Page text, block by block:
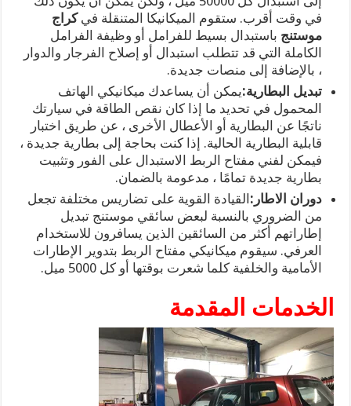
في وقت أقرب. ستقوم الميكانيكا المتنقلة فيكراج
موستنج باستبدال بسيط للفرامل أو وظيفة الفرامل
الكاملة التي قد تتطلب استبدال أو إصلاح الفرجار والدوار
، بالإضافة إلى منصات جديدة.
تبديل البطارية:يمكن أن يساعدك ميكانيكي الهاتف
المحمول في تحديد ما إذا كان نقص الطاقة في سيارتك
ناتجًا عن البطارية أو الأعطال الأخرى ، عن طريق اختبار
قابلية البطارية الحالية. إذا كنت بحاجة إلى بطارية جديدة ،
فيمكن لفني مفتاح الربط الاستبدال على الفور وتثبيت
بطارية جديدة تمامًا ، مدعومة بالضمان.
دوران الاطار: القيادة القوية على تضاريس مختلفة تجعل
من الضروري بالنسبة لبعض سائقي موستنج تبديل
إطاراتهم أكثر من السائقين الذين يسافرون للاستخدام
العرفي. سيقوم ميكانيكي مفتاح الربط بتدوير الإطارات
الأمامية والخلفية كلما شعرت بوقتها أو كل 5000 ميل.
الخدمات المقدمة